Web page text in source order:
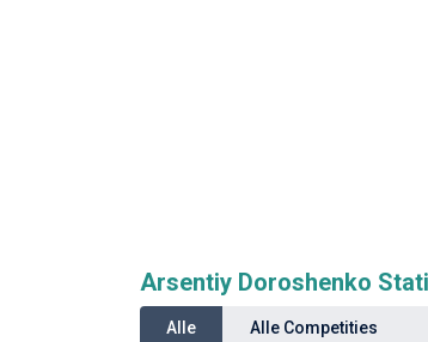
Arsentiy Doroshenko
Alle Alle Competities